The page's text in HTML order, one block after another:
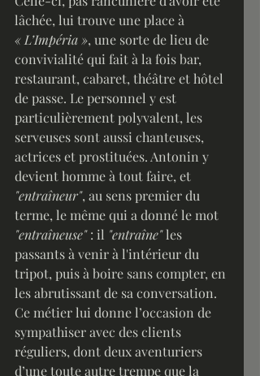
lâchée, lui trouve une place à
« L’Impéria », une sorte de lieu de
convivialité qui fait à la fois bar,
restaurant, cabaret, théâtre et hôtel
de passe. Le personnel y est
particulièrement polyvalent, les
serveuses sont aussi chanteuses,
actrices et prostituées. Antonin y
devient homme à tout faire, et
"entraîneur", au sens premier du
terme, le même qui a donné le mot
"entraîneuse" : il "entraîne" les
passants à venir à l'intérieur du
tripot, puis à boire sans compter, en
les abrutissant de sa conversation.
Ce métier lui donne l’occasion de
sympathiser avec des clients
réguliers, dont deux aventuriers
d’une toute autre trempe que la